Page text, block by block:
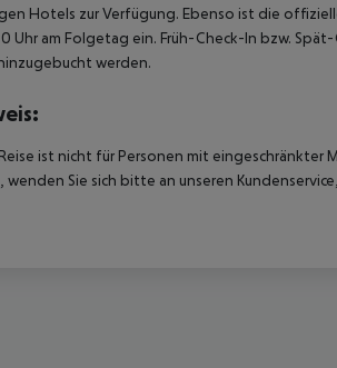
Hotels zur Verfügung. Ebenso ist die
Uhr am Folgetag ein. Früh-Check-In bzw.
werden.
ist nicht für Personen mit
wenden Sie sich bitte an unseren